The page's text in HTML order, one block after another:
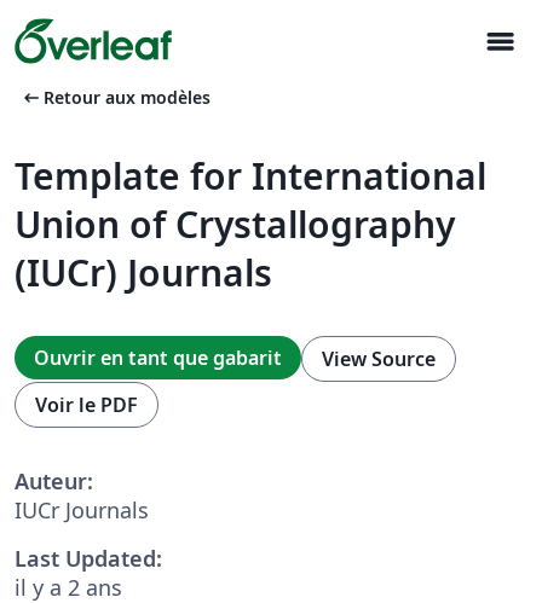
menu
arrow_left_alt Retour aux modèles
Template for International
Union of Crystallography
(IUCr) Journals
Ouvrir en tant que gabarit
View Source
Voir le PDF
Auteur:
IUCr Journals
Last Updated:
il y a 2 ans